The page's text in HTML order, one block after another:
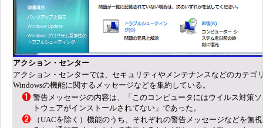
アクション・センター
アクション・センターでは、セキュリティやメンテナンスなどのカテゴ
Windowsの機能に関するメッセージなどを集約している。
警告メッセージの内容は、「このコンピュータにはウイルス対策
トウェアがインストールされてない」であった。
（UACを除く）機能のうち、それぞれの警告メッセージなどを無